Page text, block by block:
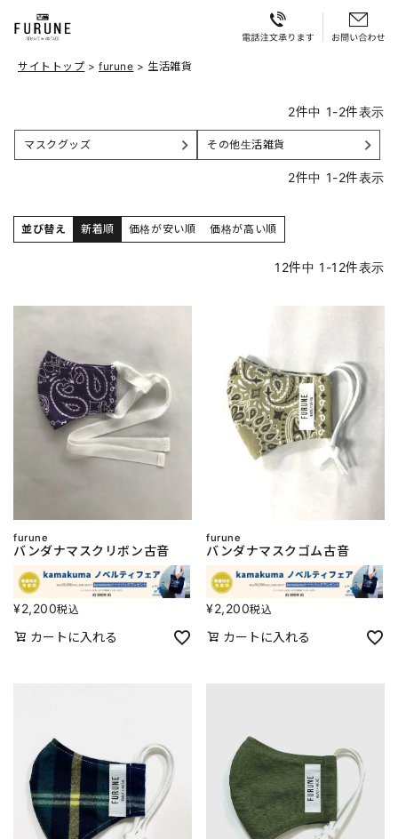
サイトトップ furune 生活雑貨
2件中 1-2件表示
マスクグッズ その他生活雑貨
2件中 1-2件表示
並び替え 新着順 価格が安い順 価格が高い順
12件中 1 -12件表示
furune
バンダナマスクリボン古音
¥2,200税込
カートに入れる
furune
バンダナマスクゴム古音
¥2,200税込
カートに入れる